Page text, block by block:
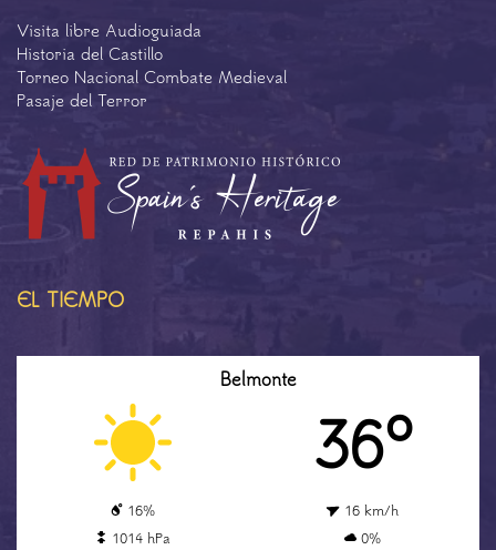
Visita libre Audioguiada
Historia del Castillo
Torneo Nacional Combate Medieval
Pasaje del Terror
EL TIEMPO
Belmonte
36º
16%
16 km/h
1014 hPa
0%